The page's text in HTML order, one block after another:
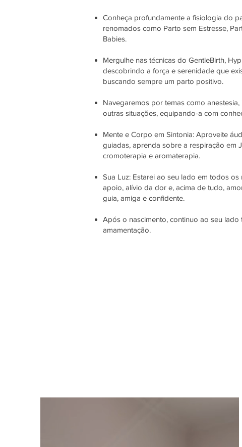
Conheça profundamente a fisiologia do
renomados como Parto sem Estresse,
Babies.
Mergulhe nas técnicas do GentleBirth,
descobrindo a força e serenidade que
buscando sempre um parto positivo.
Navegaremos por temas como anestesia,
outras situações, equipando-a com
Mente e Corpo em Sintonia: Aproveite
guiadas, aprenda sobre a respiração em
cromoterapia e aromaterapia.
Sua Luz: Estarei ao seu lado em todos
apoio, alívio da dor e, acima de tudo,
guia, amiga e confidente.
Após o nascimento, continuo ao seu lado
amamentação.​